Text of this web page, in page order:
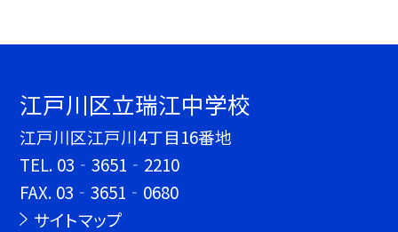
江戸川区立瑞江中学校
江戸川区江戸川4丁目16番地
TEL. 03‐3651‐2210
FAX. 03‐3651‐0680
サイトマップ